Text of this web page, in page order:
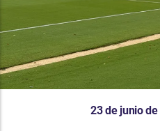
23 de junio